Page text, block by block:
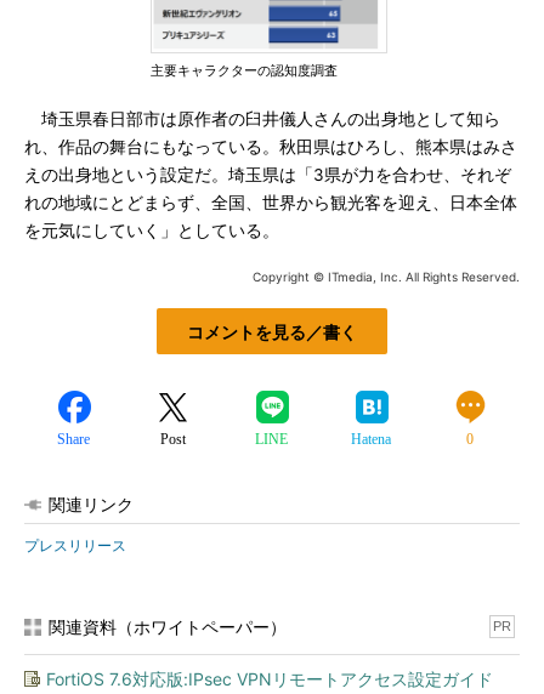
主要キャラクターの認知度調査
埼玉県春日部市は原作者の臼井儀人さんの出身地として知ら
れ、作品の舞台にもなっている。秋田県はひろし、熊本県はみさ
えの出身地という設定だ。埼玉県は「3県が力を合わせ、それぞ
れの地域にとどまらず、全国、世界から観光客を迎え、日本全体
を元気にしていく」としている。
Copyright © ITmedia, Inc. All Rights Reserved.
コメントを見る／書く
Share Post LINE Hatena 0
関連リンク
プレスリリース
関連資料（ホワイトペーパー） PR
FortiOS 7.6対応版:IPsec VPNリモートアクセス設定ガイド